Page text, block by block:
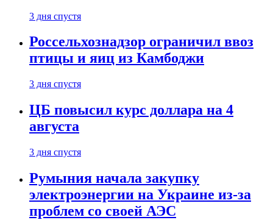
3 дня спустя
Россельхознадзор ограничил ввоз
птицы и яиц из Камбоджи
3 дня спустя
ЦБ повысил курс доллара на 4
августа
3 дня спустя
Румыния начала закупку
электроэнергии на Украине из-за
проблем со своей АЭС